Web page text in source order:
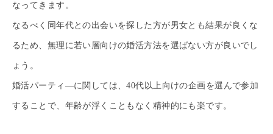
なってきます。
なるべく同年代との出会いを探した方が男女とも結果が良くな
るため、無理に若い層向けの婚活方法を選ばない方が良いでし
ょう。
婚活パーティ―に関しては、40代以上向けの企画を選んで参加
することで、年齢が浮くこともなく精神的にも楽です。